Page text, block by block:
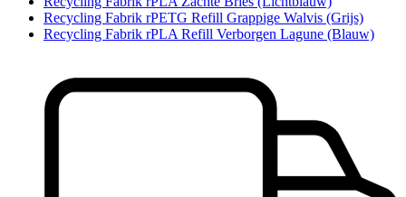
Recycling Fabrik rPETG Refill Grappige Walvis (Grijs)
Recycling Fabrik rPLA Refill Verborgen Lagune (Blauw)